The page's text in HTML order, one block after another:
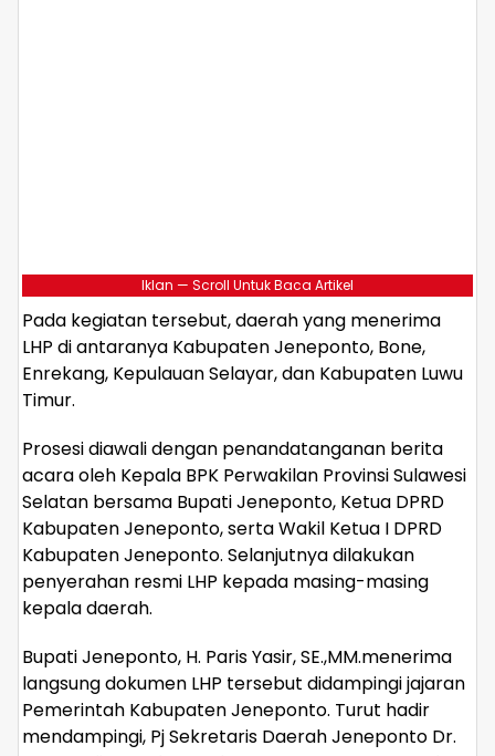
Iklan — Scroll Untuk Baca Artikel
Pada kegiatan tersebut, daerah yang menerima
LHP di antaranya Kabupaten Jeneponto, Bone,
Enrekang, Kepulauan Selayar, dan Kabupaten Luwu
Timur.
Prosesi diawali dengan penandatanganan berita
acara oleh Kepala BPK Perwakilan Provinsi Sulawesi
Selatan bersama Bupati Jeneponto, Ketua DPRD
Kabupaten Jeneponto, serta Wakil Ketua I DPRD
Kabupaten Jeneponto. Selanjutnya dilakukan
penyerahan resmi LHP kepada masing-masing
kepala daerah.
Bupati Jeneponto, H. Paris Yasir, SE.,MM.menerima
langsung dokumen LHP tersebut didampingi jajaran
Pemerintah Kabupaten Jeneponto. Turut hadir
mendampingi, Pj Sekretaris Daerah Jeneponto Dr.